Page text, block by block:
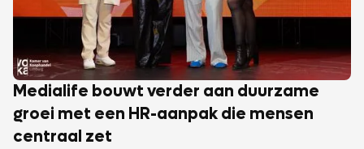
Medialife bouwt verder aan duurzame
groei met een HR-aanpak die mensen
centraal zet